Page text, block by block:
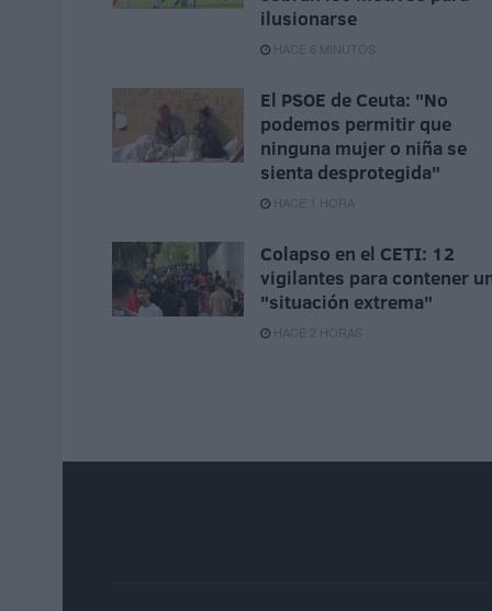
ilusionarse
HACE 6 MINUTOS
El PSOE de Ceuta: "No
podemos permitir que
ninguna mujer o niña se
sienta desprotegida"
HACE 1 HORA
Colapso en el CETI: 12
vigilantes para contener
"situación extrema"
HACE 2 HORAS